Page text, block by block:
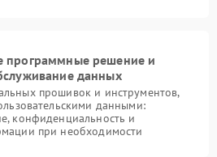
программные решение и
данных
прошивок и инструментов,
данными:
конфиденциальность и
при необходимости